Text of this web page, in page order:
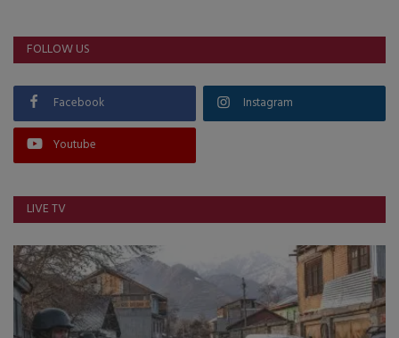
FOLLOW US
Facebook Instagram
Youtube
LIVE TV